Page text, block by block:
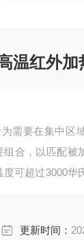
温红外加
需要在集中区
合，以匹配被
可超过3000华
更新时间：